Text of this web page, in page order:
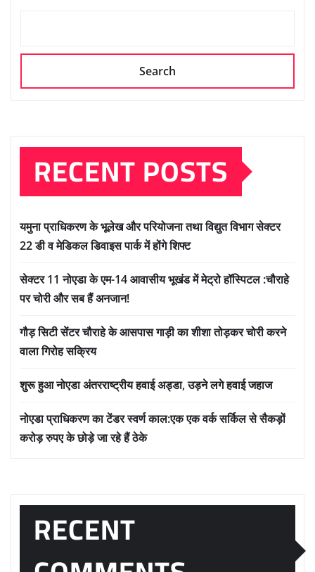
Search
RECENT POSTS
यमुना प्राधिकरण के भूलेख और परियोजना तथा विद्युत विभाग सेक्टर
22 डी व मेडिकल डिवाइस पार्क में होंगे शिफ्ट
सेक्टर 11 नोएडा के एम-14 आवासीय भूखंड में मेट्रो हॉस्पिटल :चौराहे
पर चोरी और सब हैं अनजान!
गौड़ सिटी सेंटर चौराहे के आसपास गाड़ी का शीशा तोड़कर चोरी करने
वाला गिरोह सक्रिय
शुरू हुआ नोएडा अंतरराष्ट्रीय हवाई अड्डा, उड़ने लगे हवाई जहाज
नोएडा प्राधिकरण का टेंडर स्वर्ण काल:एक एक वर्क सर्किल से सैकड़ों
करोड़ रुपए के छोड़े जा रहे हैं ठेके
RECENT